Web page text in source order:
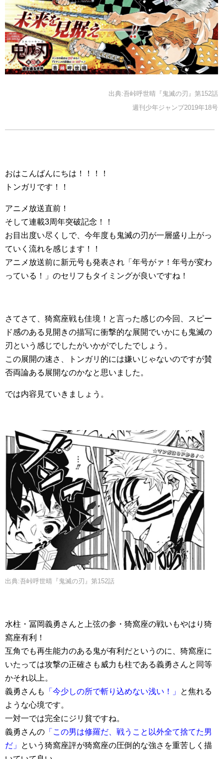
出典:吾峠呼世晴『鬼滅の刃』第152話
週刊少年ジャンプ2019年18号
おはこんばんにちは！！！！
トンガリです！！
アニメ放送直前！
そして連載3周年突破記念！！
お目出度い尽くしで、今年度も鬼滅の刃が一層盛り上がっ
ていく流れを感じます！！
アニメ放送前に新元号も発表され「年号がァ！年号が変わ
っている！」のセリフもタイミングが良いですね！
さてさて、猗窩座戦も佳境！と言った感じの今回、スピー
ド感のある見開きの描写に衝撃的な展開でいかにも鬼滅の
刃という感じでしたがいかがでしたでしょう。
この展開の速さ、トンガリ的には嫌いじゃないのですが賛
否両論ある展開なのかなと思いました。
では内容見ていきましょう。
出典:吾峠呼世晴『鬼滅の刃』第152話
水柱・冨岡義勇さんと上弦の参・猗窩座の戦いもやはり猗
窩座有利！
互角でも再生能力のある鬼が有利だというのに、猗窩座に
いたっては攻撃の正確さも威力も柱である義勇さんと同等
かそれ以上。
義勇さんも
「今少しの所で斬り込めない浅い！」
と焦れる
ような心境です。
一対一では完全にジリ貧ですね。
義勇さんの 「この男は修羅だ、戦うこと以外全て捨てた男
だ」
という猗窩座評が猗窩座の圧倒的な強さを重苦しく描